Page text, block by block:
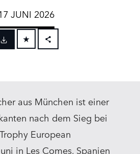
JUNI 2026
FACEBOOK
SHARE
aus München ist einer
nach dem Sieg bei
European
in Les Comes, Spanien